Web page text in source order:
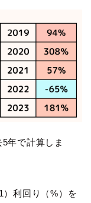
年で計算しま
利回り（%）を